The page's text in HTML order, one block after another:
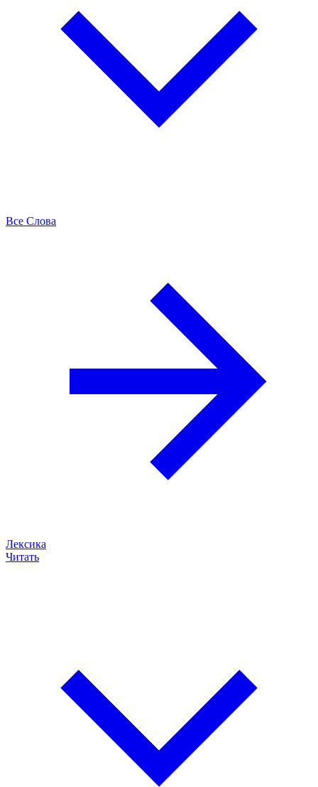
Все Слова
Лексика
Читать